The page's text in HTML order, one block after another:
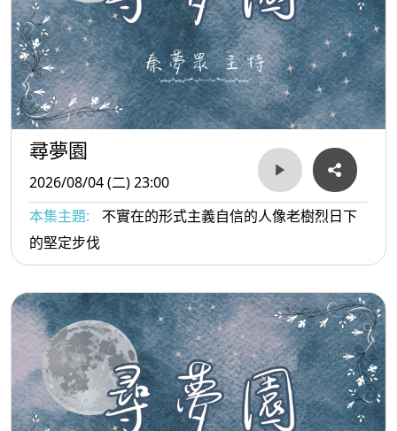
尋夢園
2026/08/04 (二) 23:00
本集主題:
不實在的形式主義自信的人像老樹烈日下
的堅定步伐